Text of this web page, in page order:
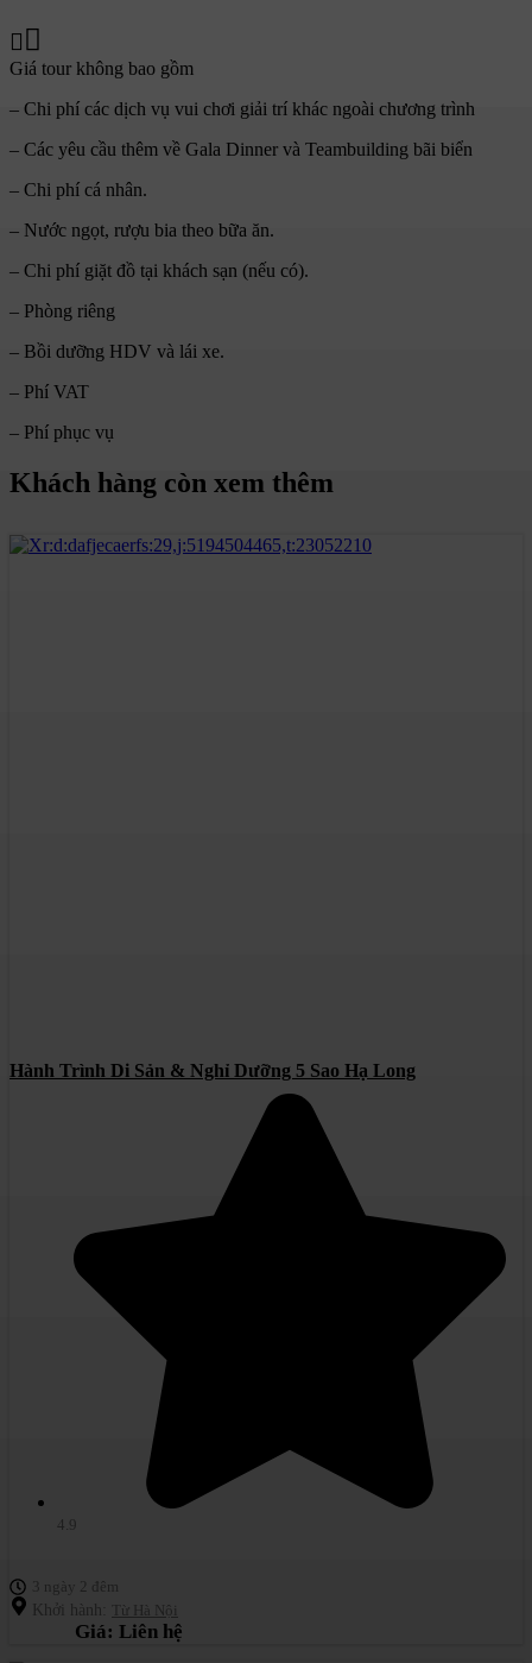
Giá tour không bao gồm
– Chi phí các dịch vụ vui chơi giải trí khác ngoài chương trình
– Các yêu cầu thêm về Gala Dinner và Teambuilding bãi biển
– Chi phí cá nhân.
– Nước ngọt, rượu bia theo bữa ăn.
– Chi phí giặt đồ tại khách sạn (nếu có).
– Phòng riêng
– Bồi dưỡng HDV và lái xe.
– Phí VAT
– Phí phục vụ
Khách hàng còn xem thêm
Hành Trình Di Sản & Nghỉ Dưỡng 5 Sao Hạ Long
4.9
3 ngày 2 đêm
Khởi hành:
Từ Hà Nội
Giá: Liên hệ